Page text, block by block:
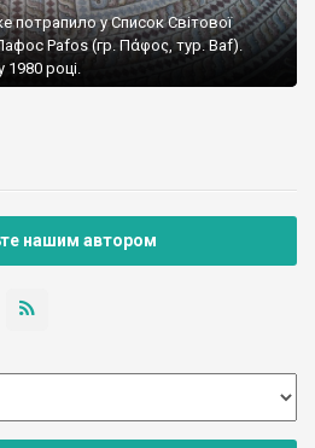
потрапило у Список Світової
Pafos (гр. Πάφος, тур. Baf).
році.
нашим автором